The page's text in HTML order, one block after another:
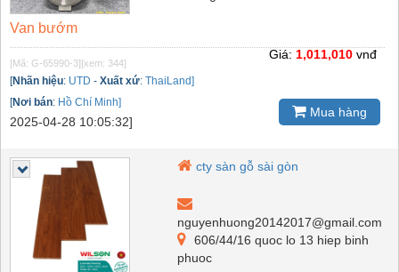
Van bướm
[Mã: G-65990-3] [xem: 344]
[Nhãn hiệu: UTD - Xuất xứ: ThaiLand]
[Nơi bán: Hồ Chí Minh]
2025-04-28 10:05:32]
Giá: 1,011,010 vnđ
Mua hàng
cty sàn gỗ sài gòn
nguyenhuong20142017@gmail.com
606/44/16 quoc lo 13 hiep binh
phuoc